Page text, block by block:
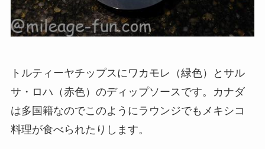
トルティーヤチップスにワカモレ（緑色）とサル
サ・ロハ（赤色）のディップソースです。カナダ
は多国籍なのでこのようにラウンジでもメキシコ
料理が食べられたりします。